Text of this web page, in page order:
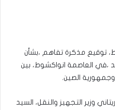
توقيع مذكرة تفاهم ،بشأن
،في العاصمة انواكشوط، بين
وجمهورية الصين.
وزير التجهيز والنقل، السيد